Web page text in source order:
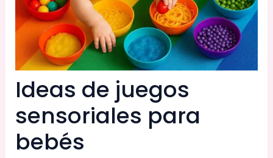
Ideas de juegos
sensoriales para
bebés